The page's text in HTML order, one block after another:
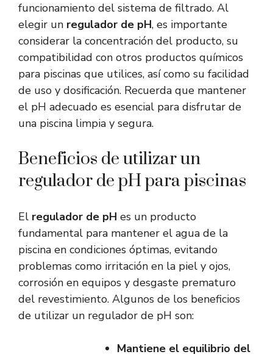
funcionamiento del sistema de filtrado. Al
elegir un regulador de pH, es importante
considerar la concentración del producto, su
compatibilidad con otros productos químicos
para piscinas que utilices, así como su facilidad
de uso y dosificación. Recuerda que mantener
el pH adecuado es esencial para disfrutar de
una piscina limpia y segura.
Beneficios de utilizar un
regulador de pH para piscinas
El regulador de pH es un producto
fundamental para mantener el agua de la
piscina en condiciones óptimas, evitando
problemas como irritación en la piel y ojos,
corrosión en equipos y desgaste prematuro
del revestimiento. Algunos de los beneficios
de utilizar un regulador de pH son:
Mantiene el equilibrio del